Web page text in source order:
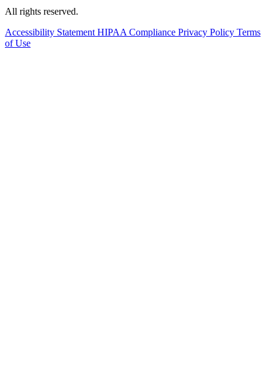
All rights reserved.
Accessibility Statement HIPAA Compliance Privacy Policy Terms
of Use